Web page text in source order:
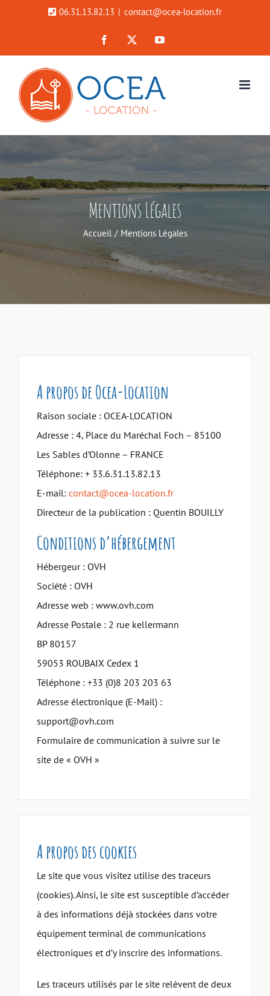
06.31.13.82.13 | contact@ocea-location.fr
Facebook YouTube
Mentions Légales
Accueil Mentions Légales
A propos de Ocea-Location
Raison sociale : OCEA-LOCATION
Adresse : 4, Place du Maréchal Foch – 85100
Les Sables d’Olonne – FRANCE
Téléphone: + 33.6.31.13.82.13
E-mail: contact@ocea-location.fr
Directeur de la publication : Quentin BOUILLY
Conditions d’hébergement
Hébergeur : OVH
Société : OVH
Adresse web : www.ovh.com
Adresse Postale : 2 rue kellermann
BP 80157
59053 ROUBAIX Cedex 1
Téléphone : +33 (0)8 203 203 63
Adresse électronique (E-Mail) :
support@ovh.com
Formulaire de communication à suivre sur le
site de « OVH »
A propos des cookies
Le site que vous visitez utilise des traceurs
(cookies). Ainsi, le site est susceptible d’accéder
à des informations déjà stockées dans votre
équipement terminal de communications
électroniques et d’y inscrire des informations.
Les traceurs utilisés par le site relèvent de deux